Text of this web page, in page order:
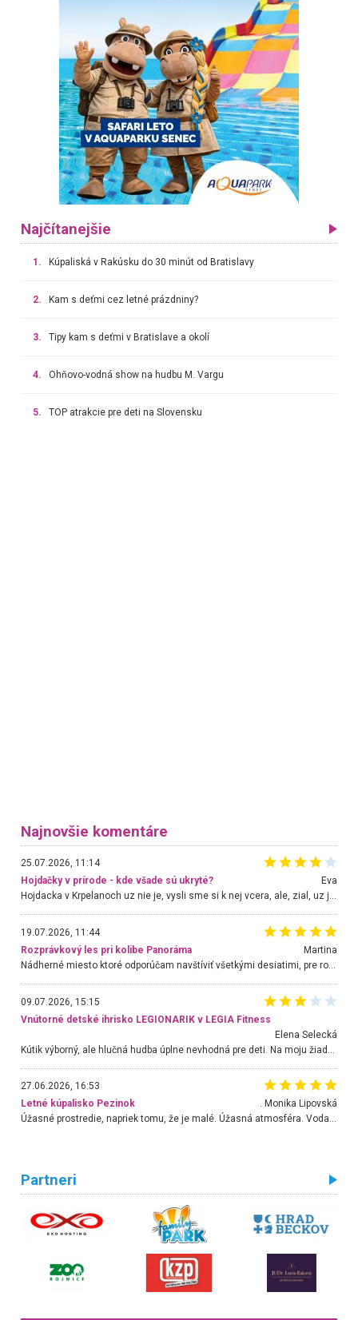
Najčítanejšie
1. Kúpaliská v Rakúsku do 30 minút od Bratislavy
2. Kam s deťmi cez letné prázdniny?
3. Tipy kam s deťmi v Bratislave a okolí
4. Ohňovo-vodná show na hudbu M. Vargu
5. TOP atrakcie pre deti na Slovensku
Najnovšie komentáre
25.07.2026, 11:14
Hojdačky v prírode - kde všade sú ukryté?
Eva
Hojdacka v Krpelanoch uz nie je, vysli sme si k nej vcera, ale, zial, uz je znicena. Ak sem planujete cestu len kvoli hojdacke, mozete si ju usetrit. Krasny vyhlad je tu vsak aj bez hojdacky :-)
19.07.2026, 11:44
Rozprávkový les pri kolibe Panoráma
Martina
Nádherné miesto ktoré odporúčam navštíviť všetkými desiatimi, pre rodiny s deťmi, dôchodcom... Proste a jednoducho ozaj rozprávkový les.. určite ešte prídeme. Odniesli sme si na pamiatku krásne tričká,
09.07.2026, 15:15
Vnútorné detské ihrisko LEGIONARIK v LEGIA Fitness
Elena Selecká
27.06.2026, 16:53
Letné kúpalisko Pezinok
. Monika Lipovská
Úžasné prostredie, napriek tomu, že je malé. Úžasná atmosféra. Voda fantastická a nádherná. Ľudí je pomerne veľa, ale su mili a ohľaduplní. Je veľmi zaujímavé sledovať, ako dokážu spolu športovať cudzí ľudia a bez ohľadu na vek. Vládne tu pohoda. Vnuka neviem dostať z vody. Ďakujem za krásny deň . Urcite sa sem vrátim. Jediný problém je s parkovaním, ale aj ten sa mi podarilo vyriešiť. Monika Bratislava
Partneri